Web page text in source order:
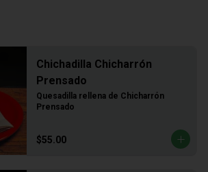
Chichadilla Chicharrón
Prensado
Quesadilla rellena de Chicharrón
Prensado
$55.00